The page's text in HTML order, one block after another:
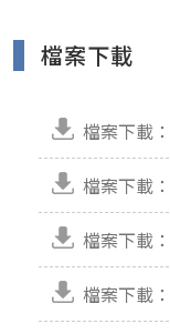
檔案下載
檔案下載：
檔案下載：
檔案下載：
檔案下載：